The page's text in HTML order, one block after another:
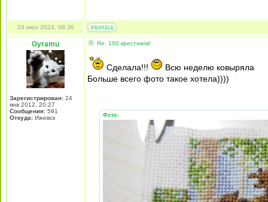
24 июн 2024, 08:30
Gyramu
Зарегистрирован: 24
янв 2012, 20:27
Сообщения: 591
Откуда: Ижевск
Re: 100 крестиков!
Сделала!!!
Всю неделю ковыряла
Больше всего фото такое хотела))))
Фото: